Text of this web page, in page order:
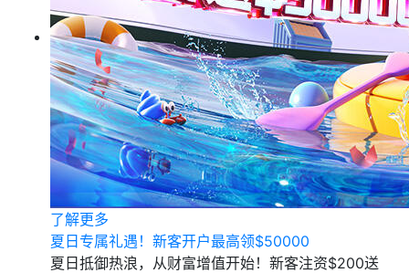
了解更多
夏日专属礼遇！新客开户最高领$50000
夏日抵御热浪，从财富增值开始！新客注资$200送